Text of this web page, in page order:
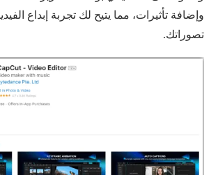
وإضافة تأثيرات، مما يتيح لك تجربة إبداع
تصوراتك.